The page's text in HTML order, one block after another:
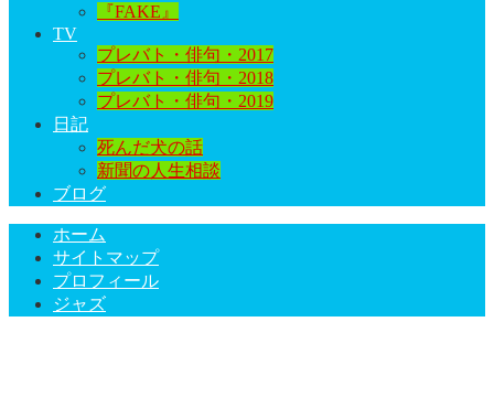
『FAKE』
TV
プレバト・俳句・2017
プレバト・俳句・2018
プレバト・俳句・2019
日記
死んだ犬の話
新聞の人生相談
ブログ
ホーム
サイトマップ
プロフィール
ジャズ